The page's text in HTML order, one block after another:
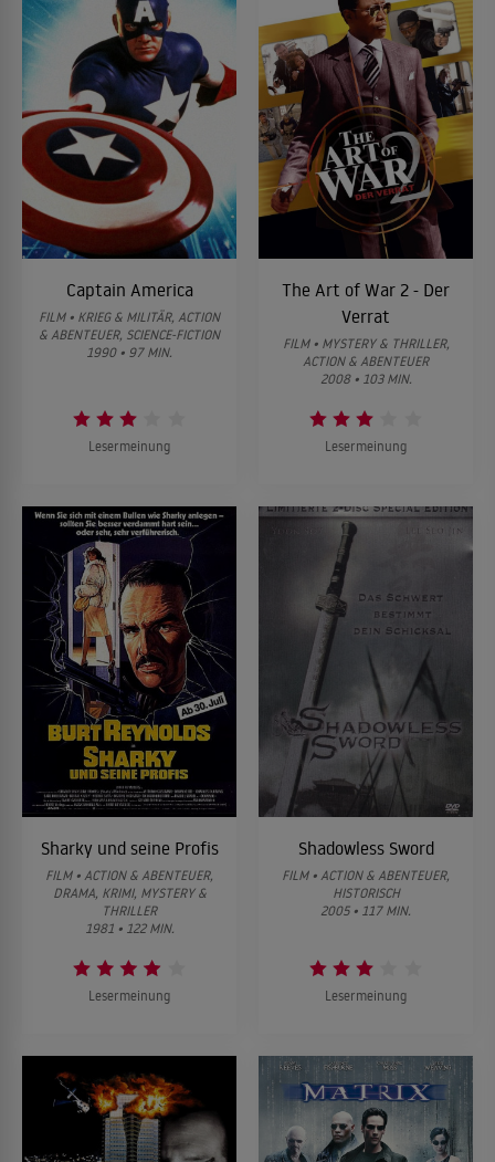
Captain America
FILM • KRIEG & MILITÄR, ACTION
& ABENTEUER, SCIENCE-FICTION
1990 • 97 MIN.
Lesermeinung
The Art of War 2 - Der
Verrat
FILM • MYSTERY & THRILLER,
ACTION & ABENTEUER
2008 • 103 MIN.
Lesermeinung
Sharky und seine Profis
FILM • ACTION & ABENTEUER,
DRAMA, KRIMI, MYSTERY &
THRILLER
1981 • 122 MIN.
Lesermeinung
Shadowless Sword
FILM • ACTION & ABENTEUER,
HISTORISCH
2005 • 117 MIN.
Lesermeinung